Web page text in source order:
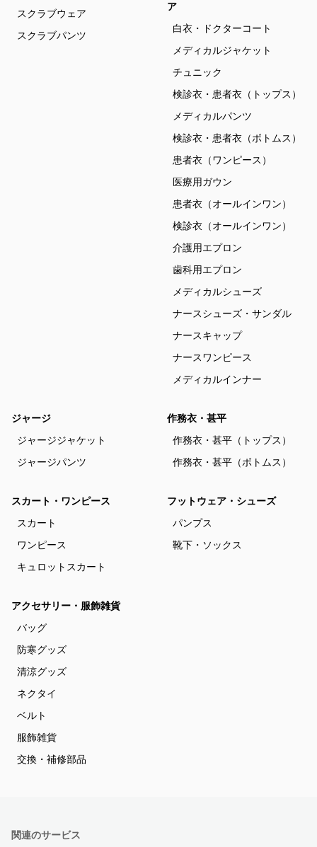
スクラブウェア
スクラブパンツ
ア
白衣・ドクターコート
メディカルジャケット
チュニック
検診衣・患者衣（トップス）
メディカルパンツ
検診衣・患者衣（ボトムス）
患者衣（ワンピース）
医療用ガウン
患者衣（オールインワン）
検診衣（オールインワン）
介護用エプロン
歯科用エプロン
メディカルシューズ
ナースシューズ・サンダル
ナースキャップ
ナースワンピース
メディカルインナー
ジャージ
ジャージジャケット
ジャージパンツ
作務衣・甚平
作務衣・甚平（トップス）
作務衣・甚平（ボトムス）
スカート・ワンピース
スカート
ワンピース
キュロットスカート
フットウェア・シューズ
パンプス
靴下・ソックス
アクセサリー・服飾雑貨
バッグ
防寒グッズ
清涼グッズ
ネクタイ
ベルト
服飾雑貨
交換・補修部品
関連のサービス